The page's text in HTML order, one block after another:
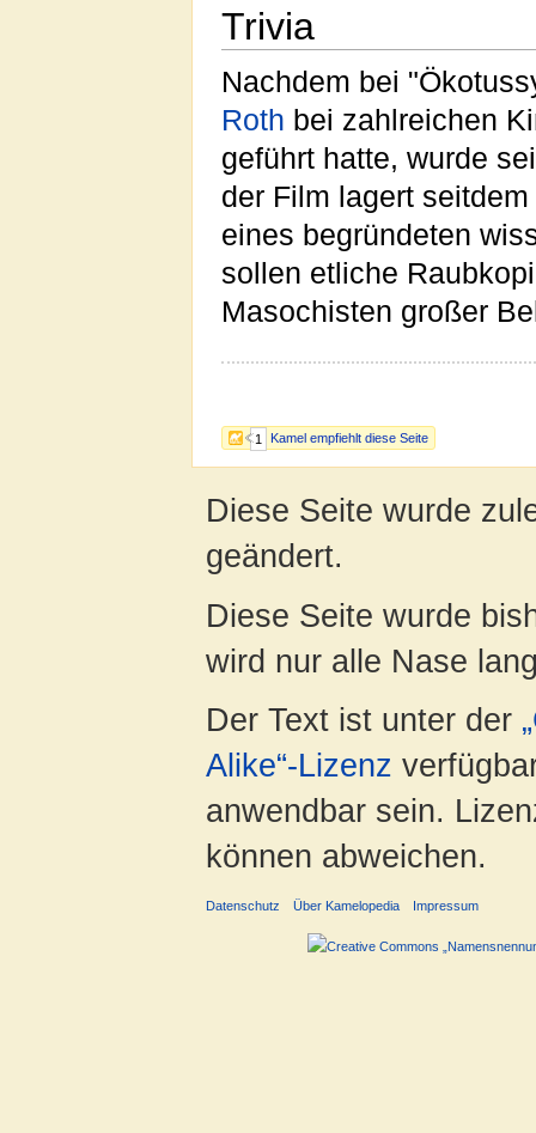
1 Kamel empfiehlt diese Seite
Trivia
Nachdem bei
Roth bei zahlreichen
geführt hatte, wurde
der Film lagert
eines begründeten
sollen etliche
Masochisten großer
Diese Seite wurde
geändert.
Diese Seite wurde
wird nur alle Nase
Der Text ist unter der
Alike“-Lizenz
anwendbar sein.
können abweichen.
Datenschutz Über Kamelopedia Impressum